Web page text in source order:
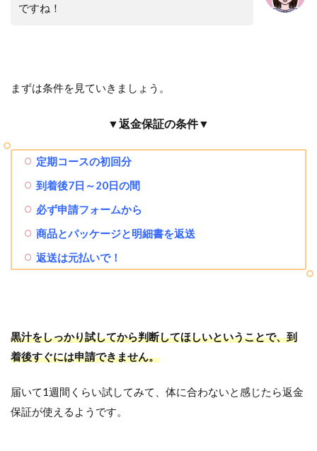
ですね！
まずは条件を見ていきましょう。
▼返金保証の条件▼
定期コースの初回分
到着後7日～20日の間
必ず申請フォームから
商品とパッケージと明細書を返送
返送は元払いで！
黒汁をしっかり試してから判断してほしいということで、到
着後すぐには申請できません。
届いて1週間くらい試してみて、体に合わないと感じたら返金
保証が使えるようです。